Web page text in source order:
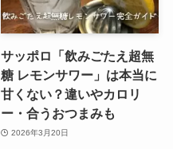
サッポロ「飲みごたえ超無
糖 レモンサワー」は本当に
甘くない？違いやカロリ
ー・合うおつまみも
2026年3月20日